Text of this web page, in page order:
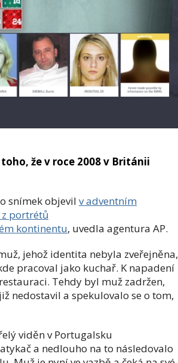
že v roce 2008 v Británii
snímek objevil v adventním
portrétů
kontinentu, uvedla agentura AP.
jehož identita nebyla zveřejněna,
pracoval jako kuchař. K napadení
Tehdy byl muž zadržen,
nedostavil a spekulovalo se o tom,
viděn v Portugalsku
a nedlouho na to následovalo